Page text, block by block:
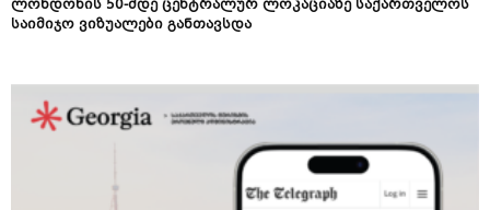
ლონდონის 50-მდე ცენტრალურ ლოკაციაზე საქართველოს
საიმიჯო ვიზუალები განთავსდა